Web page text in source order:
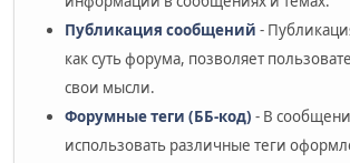
Публикация сообщений -
как суть форума, позволяет
свои мысли.
Форумные теги (ББ-код) - В
использовать различные теги